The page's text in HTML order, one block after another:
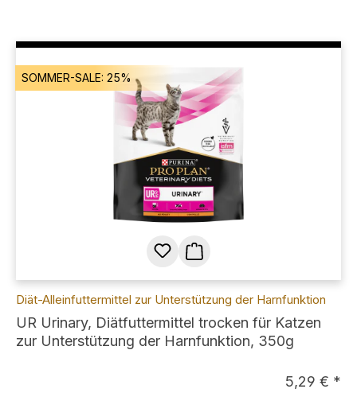
SOMMER-SALE: 25%
Diät-Alleinfuttermittel zur Unterstützung der Harnfunktion
UR Urinary, Diätfuttermittel trocken für Katzen
zur Unterstützung der Harnfunktion, 350g
5,29 € *